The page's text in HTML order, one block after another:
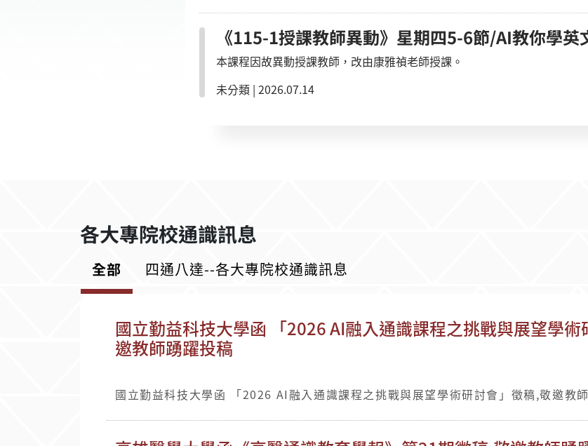
《115-1授課教師異動》星期四5-6節/AI教你學
本課程因故異動授課教師，改由康雅禎老師授課。
未分類 | 2026.07.14
各大專院校通識訊息
全部 四通八達--各大專院校通識訊息
國立勤益科技大學函 「2026 AI融入通識課程之挑戰與展望學
邀教師踴躍投稿
國立勤益科技大學函 「2026 AI融入通識課程之挑戰與展望學術研討會」徵稿,敬邀教